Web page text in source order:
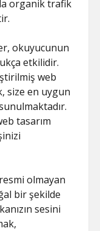
organik trafik
okuyucunun
etkilidir.
web
size en uygun
tasarım
olmayan
bir şekilde
sesini